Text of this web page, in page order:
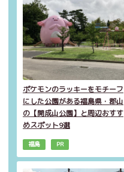
ポケモンのラッキーをモチーフ
にした公園がある福島県・郡山
の【開成山公園】と周辺おすす
めスポット9選
福島 PR